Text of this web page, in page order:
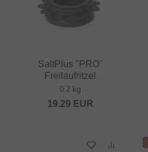
SaltPlus "PRO"
Freilaufritzel
0.2 kg
19.29 EUR